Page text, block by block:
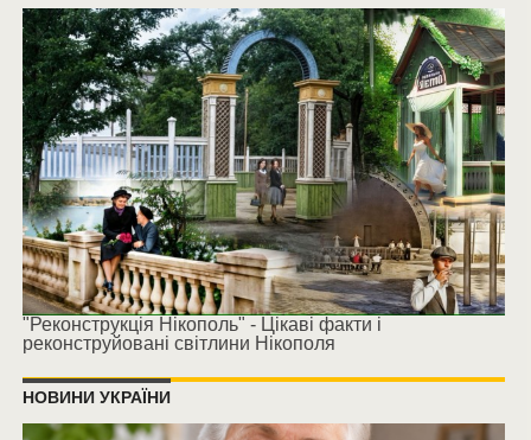
"Реконструкція Нікополь" - Цікаві факти і
реконструйовані світлини Нікополя
НОВИНИ УКРАЇНИ